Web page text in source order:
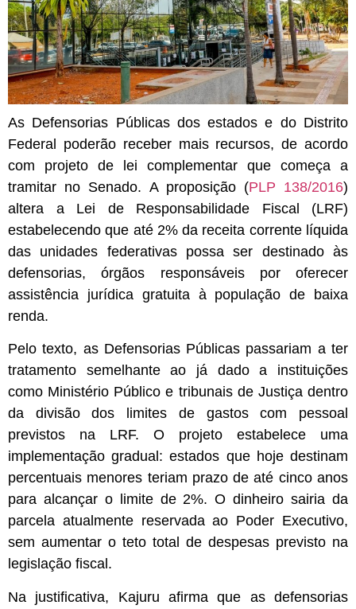
As Defensorias Públicas dos estados e do Distrito
Federal poderão receber mais recursos, de acordo
com projeto de lei complementar que começa a
tramitar no Senado. A proposição (PLP 138/2016)
altera a Lei de Responsabilidade Fiscal (LRF)
estabelecendo que até 2% da receita corrente líquida
das unidades federativas possa ser destinado às
defensorias, órgãos responsáveis por oferecer
assistência jurídica gratuita à população de baixa
renda.
Pelo texto, as Defensorias Públicas passariam a ter
tratamento semelhante ao já dado a instituições
como Ministério Público e tribunais de Justiça dentro
da divisão dos limites de gastos com pessoal
previstos na LRF. O projeto estabelece uma
implementação gradual: estados que hoje destinam
percentuais menores teriam prazo de até cinco anos
para alcançar o limite de 2%. O dinheiro sairia da
parcela atualmente reservada ao Poder Executivo,
sem aumentar o teto total de despesas previsto na
legislação fiscal.
Na justificativa, Kajuru afirma que as defensorias